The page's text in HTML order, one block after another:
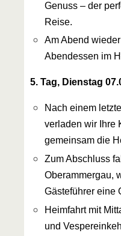
Genuss – der
Reise.
Am Abend
Abendessen im
5. Tag, Dienstag
Nach einem
verladen wir Ihre
gemeinsam die
Zum Abschluss
Oberammergau,
Gästeführer eine
Heimfahrt mit
und